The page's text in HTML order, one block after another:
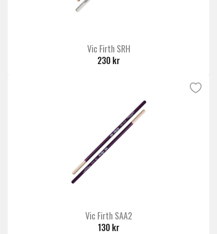
Vic Firth SRH
230 kr
Vic Firth SAA2
130 kr